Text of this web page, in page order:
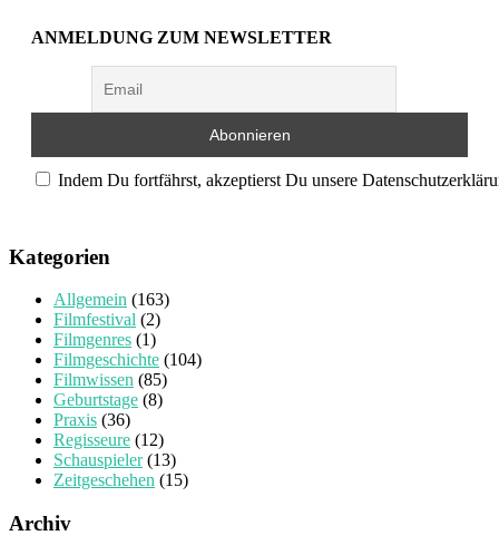
ANMELDUNG ZUM NEWSLETTER
Indem Du fortfährst, akzeptierst Du unsere
Kategorien
Allgemein (163)
Filmfestival (2)
Filmgenres (1)
Filmgeschichte (104)
Filmwissen (85)
Geburtstage (8)
Praxis (36)
Regisseure (12)
Schauspieler(13)
Zeitgeschehen (15)
Archiv